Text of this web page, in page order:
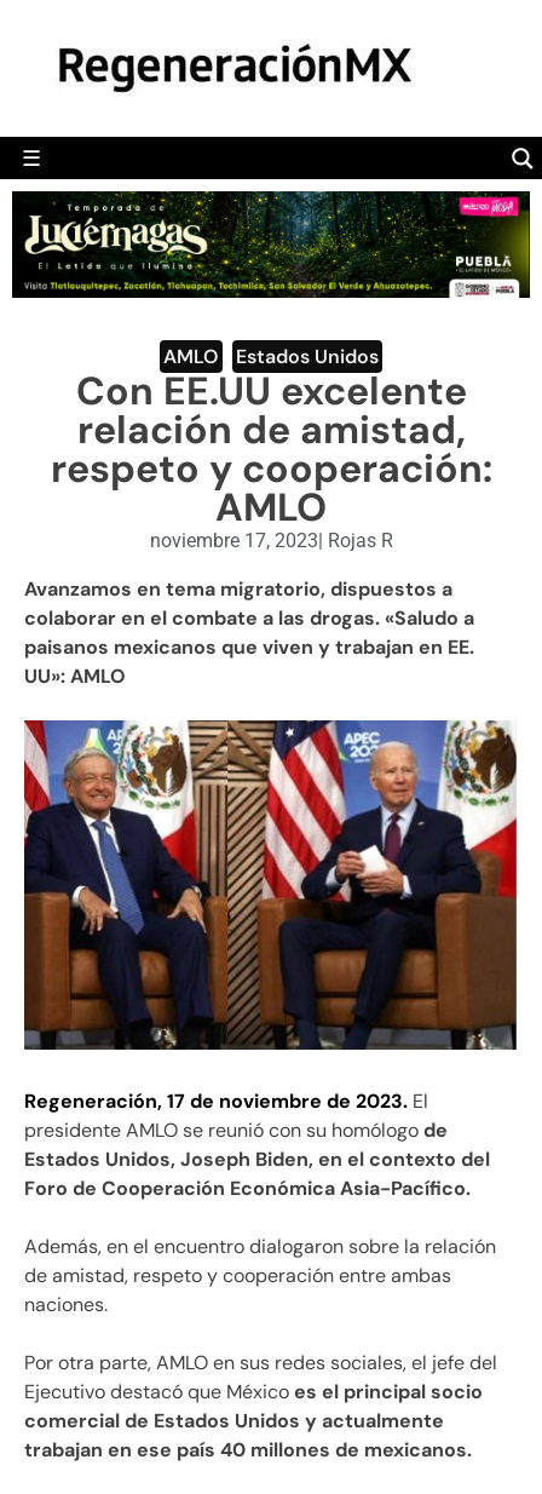
☰
POLÍTICA
CAMALEÓN
OPINIÓN
DEPORTES
ENGLISH SECTION
VIDEOS
AMLO Estados Unidos
Con EE.UU excelente
relación de amistad,
respeto y cooperación:
AMLO
noviembre 17, 2023| Rojas R
Avanzamos en tema migratorio, dispuestos a
colaborar en el combate a las drogas. «Saludo a
paisanos mexicanos que viven y trabajan en EE.
UU»: AMLO
Regeneración, 17 de noviembre de 2023. El
presidente AMLO se reunió con su homólogode
Estados Unidos, Joseph Biden, en el contexto del
Foro de Cooperación Económica Asia-Pacífico.
Además, en el encuentro dialogaron sobre la relación
de amistad, respeto y cooperación entre ambas
naciones.
Por otra parte, AMLO en sus redes sociales, el jefe del
Ejecutivo destacó que Méxicoes el principal socio
comercial de Estados Unidos y actualmente
trabajan en ese país 40 millones de mexicanos.